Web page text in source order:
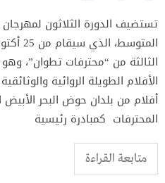
تستضيف الدورة الثلاثون لمهرجان
الثالثة من “محترفات تطوان”،
الأفلام الطويلة الروائية
أفلام من بلدان حوض البحر
المحترفات كمبادرة رئيسية
متابعة القراءة